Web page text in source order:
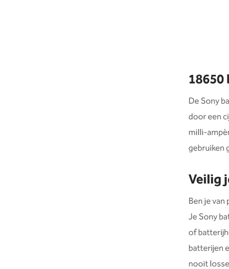
De Sony
door een
milli-
gebruiken
Veilig
Ben je van
Je Sony
of
batterijen
nooit